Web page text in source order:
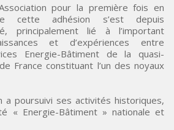
cette adhésion s’est depuis
principalement lié à l’important
et d’expériences entre
Energie-Bâtiment de la quasi-
France constituant l’un des noyaux
a poursuivi ses activités historiques,
« Energie-Bâtiment » nationale et